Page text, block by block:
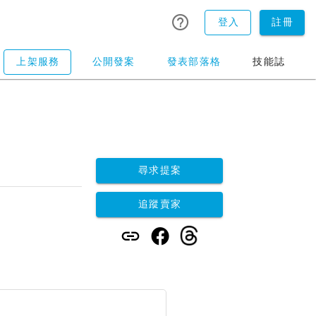
登入 註冊
上架服務 公開發案 發表部落格 技能誌
尋求提案
追蹤賣家